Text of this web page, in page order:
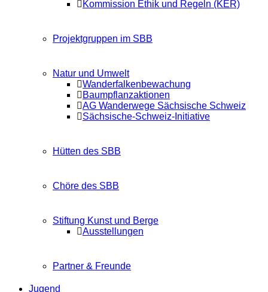
Kommission Ethik und Regeln (KER)
Projektgruppen im SBB
Natur und Umwelt
Wanderfalkenbewachung
Baumpflanzaktionen
AG Wanderwege Sächsische Schweiz
Sächsische-Schweiz-Initiative
Hütten des SBB
Chöre des SBB
Stiftung Kunst und Berge
Ausstellungen
Partner & Freunde
Jugend